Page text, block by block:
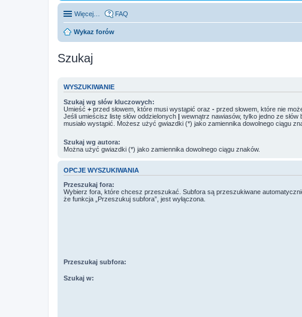
Więcej… FAQ
Wykaz forów
Szukaj
WYSZUKIWANIE
Szukaj wg słów kluczowych:
Umieść + przed słowem, które musi wystąpić oraz - przed słowem, które nie
Jeśli umieścisz listę słów oddzielonych | wewnątrz nawiasów, tylko jedno ze słów
musiało wystąpić. Możesz użyć gwiazdki (*) jako zamiennika dowolnego ciągu
Szukaj wg autora:
Można użyć gwiazdki (*) jako zamiennika dowolnego ciągu znaków.
OPCJE WYSZUKIWANIA
Przeszukaj fora:
Wybierz fora, które chcesz przeszukać. Subfora są przeszukiwane
że funkcja „Przeszukuj subfora”, jest wyłączona.
Przeszukaj subfora:
Szukaj w: